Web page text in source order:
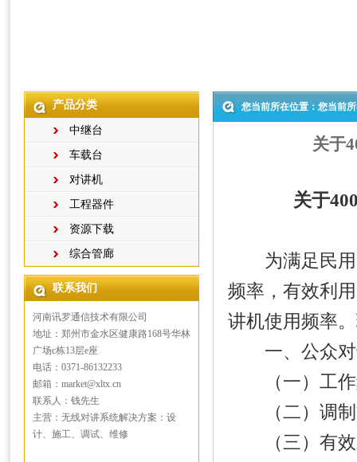
产品分类
中继台
车载台
对讲机
工程器件
资源下载
综合管廊
联系我们
河南讯罗通信技术有限公司
地址：郑州市金水区健康路168号华林
广场c栋13层e座
电话：0371-86132233
邮箱：market@xltx.cn
联系人：钱先生
主营：无线对讲系统解决方案：设
计、施工、调试、维修
您当前所在位置：您当前
关于
关于
为满足民用
频率，有效利
讲机使用频率
一、公众对
（一）工作
（二）调制
（三）有效